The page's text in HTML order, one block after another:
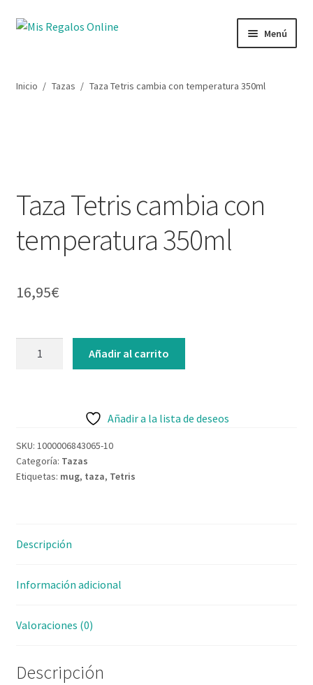
Ir
Ir
Menú
Novedades
Lista de deseos
Mi cuenta
Inicio / Tazas / Taza Tetris cambia con temperatura 350ml
Taza Tetris cambia con
temperatura 350ml
16,95€
cantidad
Añadir al carrito
Añadir a la lista de deseos
SKU: 1000006843065-10
Categoría: Tazas
Etiquetas: mug, taza, Tetris
Descripción
Información adicional
Valoraciones (0)
Descripción